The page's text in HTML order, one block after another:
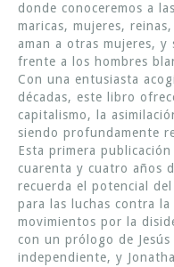
donde conoceremos a
maricas, mujeres,
aman a otras mujeres, y
frente a los hombres
Con una entusiasta
décadas, este libro
capitalismo, la
siendo profundamente
Esta primera
cuarenta y cuatro años
recuerda el potencial
para las luchas contra
movimientos por la
con un prólogo de
independiente, y